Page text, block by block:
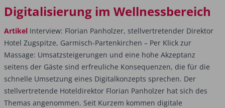
Digitalisierung im Wellnessbereich
Artikel Interview: Florian Panholzer, stellvertretender Direktor
Hotel Zugspitze, Garmisch-Partenkirchen – ­Per Klick zur
Massage: Umsatzsteigerungen und eine hohe Akzeptanz
seitens der Gäste sind erfreuliche Konsequenzen, die für die
schnelle Umsetzung eines Digitalkonzepts sprechen. Der
stellvertretende Hoteldirektor Florian Panholzer hat sich des
Themas angenommen. Seit Kurzem kommen digitale